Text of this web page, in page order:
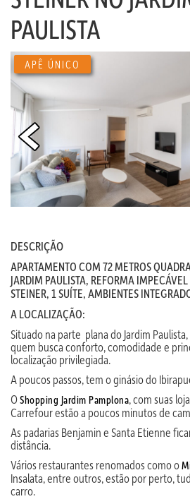
PAULISTA
APÊ ÚNICO
DESCRIÇÃO
APARTAMENTO COM 72 METROS
JARDIM PAULISTA, REFORMA
STEINER, 1 SUÍTE, AMBIENTES
A LOCALIZAÇÃO:
Situado na parte plana do Jardim
quem busca conforto, comodidade e
localização privilegiada.
A poucos passos, tem o ginásio do
OShopping Jardim Pamplona, com suas
Carrefour estão a poucos minutos de
As padarias Benjamin e Santa Etienne
distância.
Vários restaurantes renomados como o
Insalata, entre outros, estão por perto,
carro.